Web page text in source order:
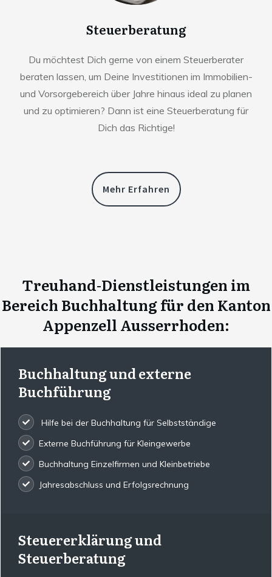
Steuerberatung
Du möchtest Dich gerne von einem Steuerberater
beraten lassen, um Deine Investitionen im Immobilien-
und Vorsorgebereich über Jahre hinaus ideal zu planen
und zu optimieren? Dann ist eine Steuerberatung für
Dich das Richtige!
Mehr Erfahren
Treuhand-Dienstleistungen im
Bereich Buchhaltung für den Kanton
Appenzell Ausserrhoden:
Buchhaltung und externe
Buchführung
Hilfe bei der Buchhaltung für Selbstständige
Externe Buchführung für Kleingewerbe
Buchhaltung Einzelfirmen und Kleinbetriebe
Jahresabschluss und Erfolgsrechnung
Steuererklärung und
Steuerberatung